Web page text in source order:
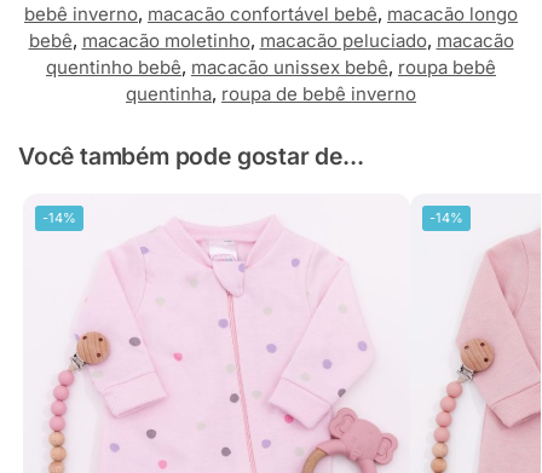
bebê inverno, macacão confortável bebê, macacão longo
bebê, macacão moletinho, macacão peluciado, macacão
quentinho bebê, macacão unissex bebê, roupa bebê
quentinha, roupa de bebê inverno
Você também pode gostar de...
-14% -14%